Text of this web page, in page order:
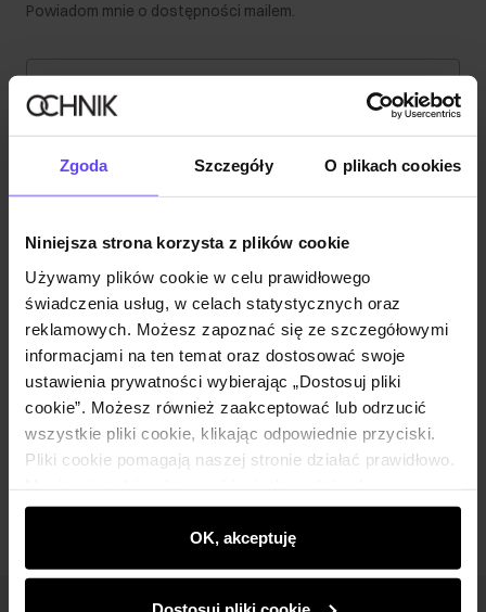
Zgoda Szczegóły O plikach cookies
Niniejsza strona korzysta z plików cookie
Używamy plików cookie w celu prawidłowego
świadczenia usług, w celach statystycznych oraz
reklamowych. Możesz zapoznać się ze szczegółowymi
informacjami na ten temat oraz dostosować swoje
ustawienia prywatności wybierając „Dostosuj pliki
cookie”. Możesz również zaakceptować lub odrzucić
wszystkie pliki cookie, klikając odpowiednie przyciski.
Pliki cookie pomagają naszej stronie działać prawidłowo.
wyświetlać im dopasowane do ich preferencji treści,
rekomendacje oraz komunikaty reklamowe informujące o
najnowszych promocjach w e-sklepie. Informacje o tym,
OK, akceptuję
Powiadom mnie o dostępności mailem.
Powiadom o dostępności
Opis produktu
Szczegóły
Skład i wymiary
Opinie